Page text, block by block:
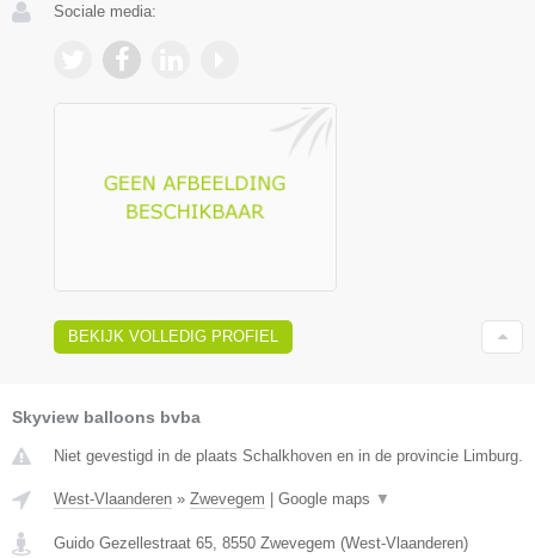
Sociale media:
BEKIJK VOLLEDIG PROFIEL
Skyview balloons bvba
Niet gevestigd in de plaats Schalkhoven en in de provincie Limburg.
West-Vlaanderen » Zwevegem Google maps ▼
Guido Gezellestraat 65, 8550 Zwevegem (West-Vlaanderen)